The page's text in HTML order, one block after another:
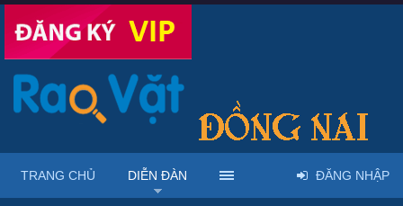
TRANG CHỦ DIỄN ĐÀN ĐĂNG NHẬP